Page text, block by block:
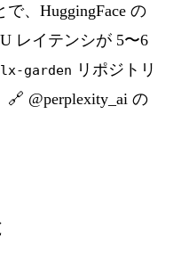
、HuggingFace の
レイテンシが 5〜6
garden リポジトリ
🔗 @perplexity_ai の